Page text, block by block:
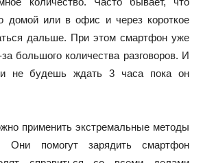
домой или в офис и через короткое
дальше. При этом смартфон уже
большого количества разговоров. И
не будешь ждать 3 часа пока он
применить экстремальные методы
Они помогут зарядить смартфон